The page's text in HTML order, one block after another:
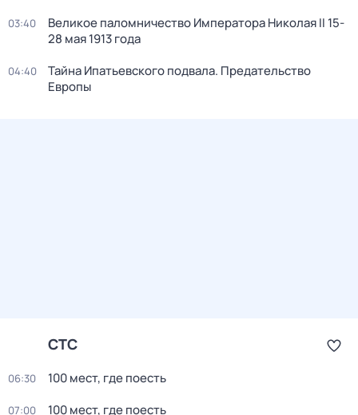
03:40
Великое паломничество Императора Николая II 15-
28 мая 1913 года
04:40
Тайна Ипатьевского подвала. Предательство
Европы
СТС
06:30 100 мест, гдe поеcть
07:00 100 мест, гдe поеcть